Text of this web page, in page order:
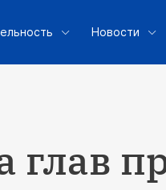
Новости
глав